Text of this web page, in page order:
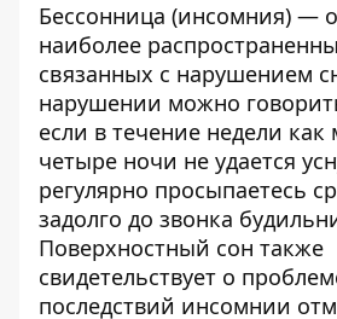
Бессонница (инсомния) —
наиболее
связанных с нарушением
нарушении можно
если в течение недели
четыре ночи не удается
регулярно просыпаетесь
задолго до звонка
Поверхностный сон также
свидетельствует о
последствий инсомнии